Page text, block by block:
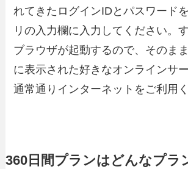
れてきたログインIDとパスワード
リの入力欄に入力してください。
ブラウザが起動するので、そのま
に表示された好きなオンラインサ
通常通りインターネットをご利用く
360日間プランはどんなプラ